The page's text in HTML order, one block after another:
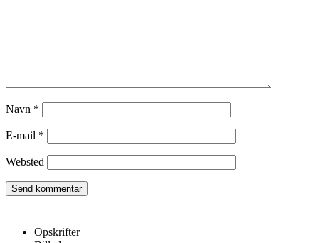
Navn *
E-mail *
Websted
Opskrifter